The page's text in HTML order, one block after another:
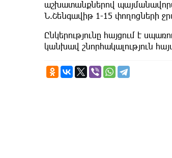
աշխատանքներով
Ն.Շենգավիթ 1-15 փողոցների
Ընկերությունը հայցում է
կանխավ շնորհակալություն